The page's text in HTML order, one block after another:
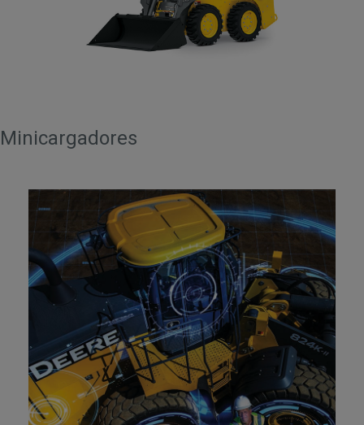
Minicargadores